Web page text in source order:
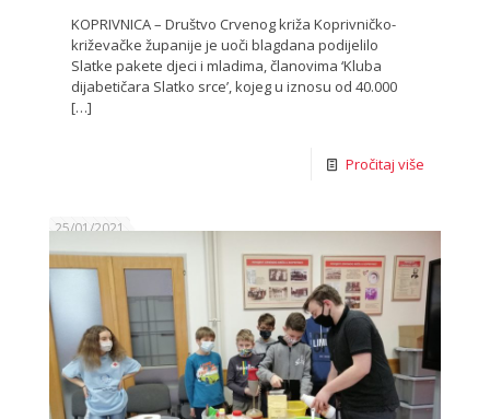
KOPRIVNICA – Društvo Crvenog križa Koprivničko-
križevačke županije je uoči blagdana podijelilo
Slatke pakete djeci i mladima, članovima ‘Kluba
dijabetičara Slatko srce’, kojeg u iznosu od 40.000
[…]
Pročitaj više
25/01/2021